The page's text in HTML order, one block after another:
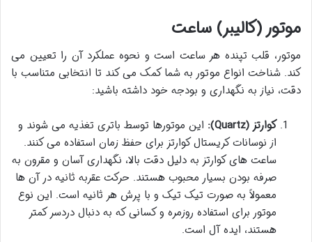
موتور (کالیبر) ساعت
موتور، قلب تپنده هر ساعت است و نحوه عملکرد آن را تعیین می
کند. شناخت انواع موتور به شما کمک می کند تا انتخابی متناسب با
دقت، نیاز به نگهداری و بودجه خود داشته باشید:
کوارتز (Quartz):
این موتورها توسط باتری تغذیه می شوند و
از نوسانات کریستال کوارتز برای حفظ زمان استفاده می کنند.
ساعت های کوارتز به دلیل دقت بالا، نگهداری آسان و مقرون به
صرفه بودن بسیار محبوب هستند. حرکت عقربه ثانیه در آن ها
معمولاً به صورت تیک تیک و با پرش هر ثانیه است. این نوع
موتور برای استفاده روزمره و کسانی که به دنبال دردسر کمتر
هستند، ایده آل است.